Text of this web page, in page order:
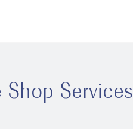
Shop Services